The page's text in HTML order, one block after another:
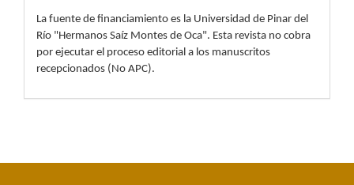
La fuente de financiamiento es la Universidad de Pinar del
Río "Hermanos Saíz Montes de Oca". Esta revista no cobra
por ejecutar el proceso editorial a los manuscritos
recepcionados (No APC).